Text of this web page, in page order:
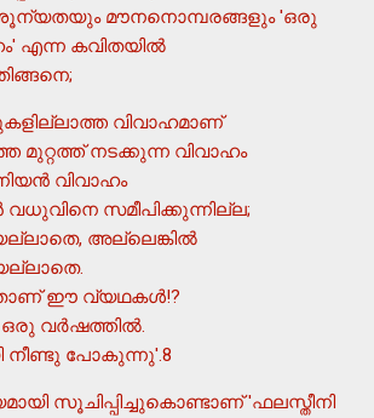
മൗനനൊമ്പരങ്ങളും 'ഒരു
എന്ന കവിതയില്‍
വിവാഹമാണ്
മുറ്റത്ത് നടക്കുന്ന വിവാഹം
വിവാഹം
സമീപിക്കുന്നില്ല;
അല്ലെങ്കില്‍
ഈ വ്യഥകള്‍!?
ഒരു വര്‍ഷത്തില്‍.
നീണ്ടു പോകുന്നു'.8
സൂചിപ്പിച്ചുകൊണ്ടാണ് 'ഫലസ്തീനി